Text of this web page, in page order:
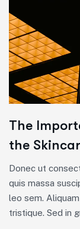
The
the
Donec ut
quis massa
leo sem.
tristique. Sed in